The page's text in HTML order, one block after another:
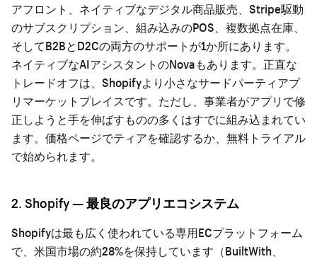
アフロント、ネイティブなデジタル商品販売、Stripe駆動
のサブスクリプション、組み込みのPOS、複数拠点在庫、
そしてB2BとD2Cの両方のサポートが1か所にあります。
ネイティブなAIアシスタントのNovaもあります。正直な
トレードオフは、Shopifyより小さなサードパーティアプ
リマーケットプレイスです。ただし、事業者がアプリで修
正しようと手を伸ばすものの多くはすでに組み込まれてい
ます。 価格ページでティアを確認するか、 無料トライアル
で始められます。
2. Shopify — 最良のアプリエコシステム
Shopifyは最も広く使われている専用ECプラットフォーム
で、米国市場の約28%を保持しています（BuiltWith、